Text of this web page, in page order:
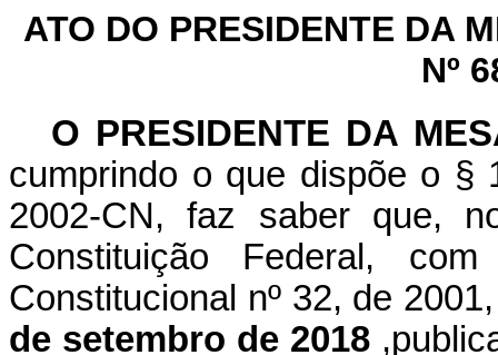
ATO DO PRESIDENTE DA
Nº
O PRESIDENTE DA
cumprindo o que dispõe o §
2002-CN, faz saber que,
Constituição Federal,
Constitucional nº 32, de
de setembro de 2018